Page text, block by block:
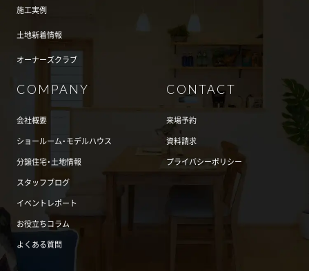
施工実例
土地新着情報
オーナーズクラブ
COMPANY
会社概要
ショールーム・モデルハウス
分譲住宅・土地情報
スタッフブログ
イベントレポート
お役立ちコラム
よくある質問
CONTACT
来場予約
資料請求
プライバシーポリシー